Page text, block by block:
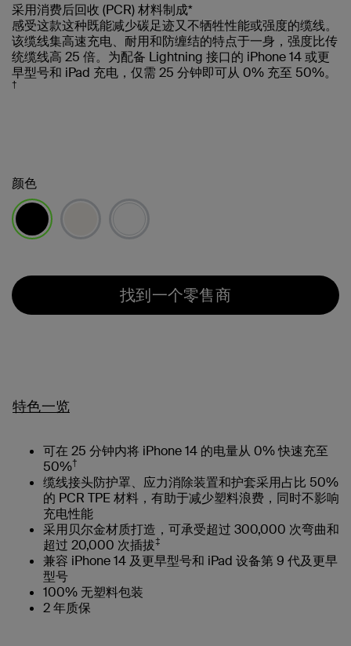
采用消费后回收 (PCR) 材料制成*
感受这款这种既能减少碳足迹又不牺牲性能或强度的缆线。
该缆线集高速充电、耐用和防缠结的特点于一身，强度比传
统缆线高 25 倍。为配备 Lightning 接口的 iPhone 14 或更
早型号和 iPad 充电，仅需 25 分钟即可从 0% 充至 50%。
†
颜色
找到一个零售商
特色一览
可在 25 分钟内将 iPhone 14 的电量从 0% 快速充至
50%†
缆线接头防护罩、应力消除装置和护套采用占比 50%
的 PCR TPE 材料，有助于减少塑料浪费，同时不影响
充电性能
采用贝尔金材质打造，可承受超过 300,000 次弯曲和
超过 20,000 次插拔‡
兼容 iPhone 14 及更早型号和 iPad 设备第 9 代及更早
型号
100% 无塑料包装
2 年质保